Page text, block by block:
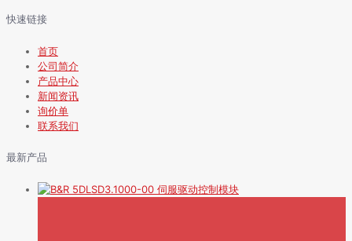
快速链接
首页
公司简介
产品中心
新闻资讯
询价单
联系我们
最新产品